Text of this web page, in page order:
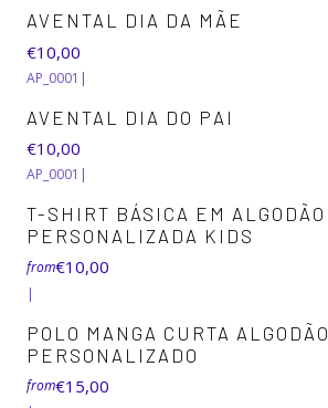
AVENTAL DIA DA MÃE
€10,00
AP_0001 |
AVENTAL DIA DO PAI
€10,00
AP_0001 |
T-SHIRT BÁSICA EM ALGODÃO
PERSONALIZADA KIDS
from€10,00
|
POLO MANGA CURTA ALGODÃO
PERSONALIZADO
from€15,00